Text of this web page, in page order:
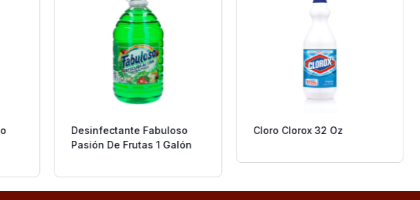
Desinfectante Fabuloso
Pasión De Frutas 1 Galón
Cloro Clorox 32 Oz